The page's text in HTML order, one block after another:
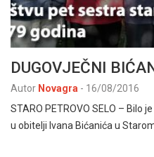
DUGOVJEČNI
Autor Novagra - 16/08/2016
STARO PETROVO SELO – Bilo
u obitelji Ivana Bićanića u